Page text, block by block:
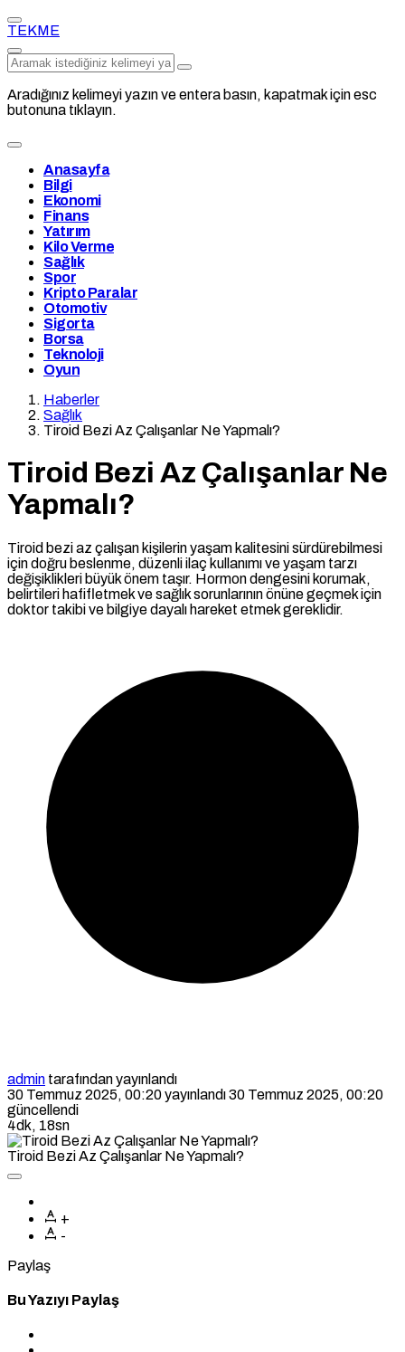
TEKME
Aradığınız kelimeyi yazın ve entera basın, kapatmak için esc
butonuna tıklayın.
Anasayfa
Bilgi
Ekonomi
Finans
Yatırım
Kilo Verme
Sağlık
Spor
Kripto Paralar
Otomotiv
Sigorta
Borsa
Teknoloji
Oyun
Haberler
Sağlık
Tiroid Bezi Az Çalışanlar Ne Yapmalı?
Tiroid Bezi Az Çalışanlar Ne
Yapmalı?
Tiroid bezi az çalışan kişilerin yaşam kalitesini sürdürebilmesi
için doğru beslenme, düzenli ilaç kullanımı ve yaşam tarzı
değişiklikleri büyük önem taşır. Hormon dengesini korumak,
belirtileri hafifletmek ve sağlık sorunlarının önüne geçmek için
doktor takibi ve bilgiye dayalı hareket etmek gereklidir.
admin tarafından yayınlandı
30 Temmuz 2025, 00:20yayınlandı30 Temmuz 2025, 00:20
güncellendi
4dk, 18sn
Tiroid Bezi Az Çalışanlar Ne Yapmalı?
+
-
Paylaş
Bu Yazıyı Paylaş